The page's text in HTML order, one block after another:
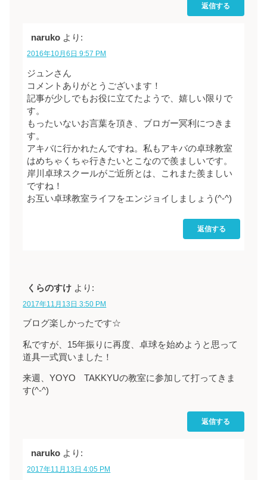
返信する
naruko より:
2016年10月6日 9:57 PM
ジュンさん
コメントありがとうございます！
記事が少しでもお役に立てたようで、嬉しい限りで
す。
もったいないお言葉を頂き、ブロガー冥利につきま
す。
アキバに行かれたんですね。私もアキバの卓球教室
はめちゃくちゃ行きたいとこなので羨ましいです。
岸川卓球スクールがご近所とは、これまた羨ましい
ですね！
お互い卓球教室ライフをエンジョイしましょう(^-^)
返信する
くらのすけ より:
2017年11月13日 3:50 PM
ブログ楽しかったです☆
私ですが、15年振りに再度、卓球を始めようと思って
道具一式買いました！
来週、YOYO TAKKYUの教室に参加して打ってきま
す(^-^)
返信する
naruko より:
2017年11月13日 4:05 PM